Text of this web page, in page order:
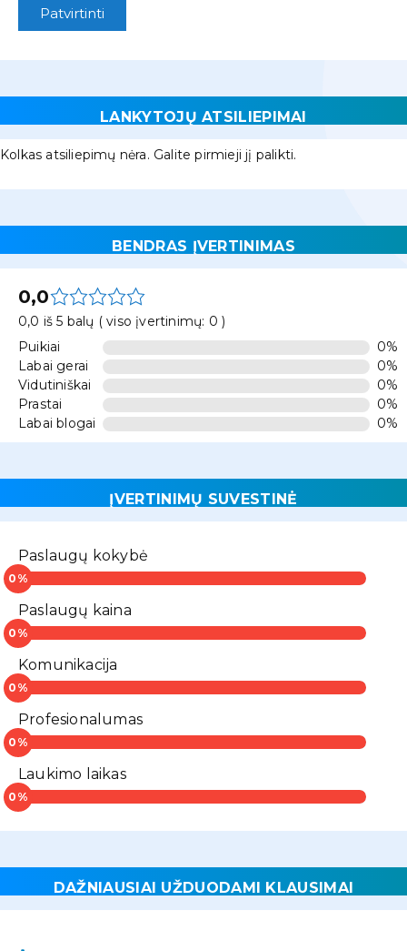
Patvirtinti
LANKYTOJŲ ATSILIEPIMAI
Kolkas atsiliepimų nėra. Galite pirmieji jį palikti.
BENDRAS ĮVERTINIMAS
0,0
0,0 iš 5 balų ( viso įvertinimų: 0 )
Puikiai
0%
Labai gerai
0%
Vidutiniškai
0%
Prastai
0%
Labai blogai
0%
ĮVERTINIMŲ SUVESTINĖ
Paslaugų kokybė
Paslaugų kaina
Komunikacija
Profesionalumas
Laukimo laikas
DAŽNIAUSIAI UŽDUODAMI KLAUSIMAI